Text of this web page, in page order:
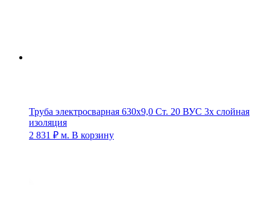
Труба электросварная 630х9,0 Ст. 20 ВУС 3х слойная
изоляция
2 831 ₽ м. В корзину